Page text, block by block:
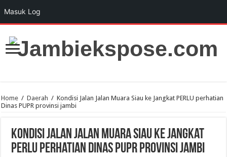
Home / Daerah / Kondisi Jalan Jalan Muara Siau ke Jangkat PERLU perhatian
Dinas PUPR provinsi jambi
Kondisi Jalan Jalan Muara Siau ke Jangkat
PERLU perhatian Dinas PUPR provinsi jambi
Masuk Log